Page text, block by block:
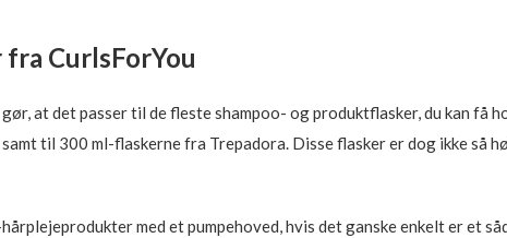
CurlsForYou
at det passer til de fleste shampoo- og produktflasker, du kan få
til 300 ml-flaskerne fra Trepadora. Disse flasker er dog ikke så
med et pumpehoved, hvis det ganske enkelt er et